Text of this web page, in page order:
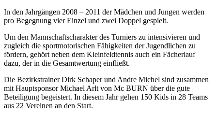
In den Jahrgängen 2008 – 2011 der Mädchen und Jungen werden
pro Begegnung vier Einzel und zwei Doppel gespielt.
Um den Mannschaftscharakter des Turniers zu intensivieren und
zugleich die sportmotorischen Fähigkeiten der Jugendlichen zu
fördern, gehört neben dem Kleinfeldtennis auch ein Fächerlauf
dazu, der in die Gesamtwertung einfließt.
Die Bezirkstrainer Dirk Schaper und Andre Michel sind zusammen
mit Hauptsponsor Michael Arlt von Mc BURN über die gute
Beteiligung begeistert. In diesem Jahr gehen 150 Kids in 28 Teams
aus 22 Vereinen an den Start.